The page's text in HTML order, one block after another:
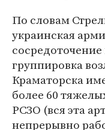
По словам
украинская
группировка
Краматорска
более 60
РСЗО (вся эта
непрерывно